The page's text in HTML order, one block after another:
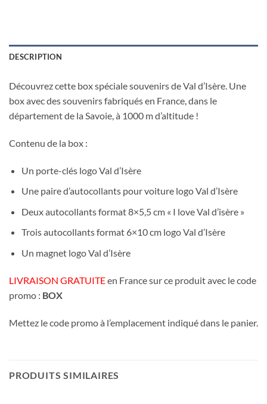
DESCRIPTION
Découvrez cette box spéciale souvenirs de Val d’Isère. Une
box avec des souvenirs fabriqués en France, dans le
département de la Savoie, à 1000 m d’altitude !
Contenu de la box :
Un porte-clés logo Val d’Isère
Une paire d’autocollants pour voiture logo Val d’Isère
Deux autocollants format 8×5,5 cm « I love Val d’isère »
Trois autocollants format 6×10 cm logo Val d’Isère
Un magnet logo Val d’Isère
LIVRAISON GRATUITEen France sur ce produit avec le code
promo : BOX
Mettez le code promo à l’emplacement indiqué dans le panier.
PRODUITS SIMILAIRES